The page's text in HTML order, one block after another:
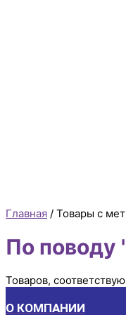
Главная / Товары с
По поводу
Товаров,
О КОМПАНИИ